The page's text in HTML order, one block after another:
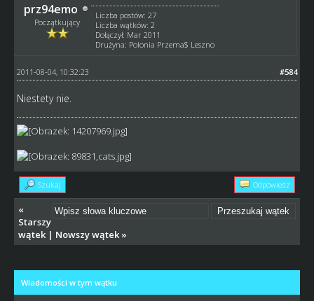
prz94emo
Początkujący
Liczba postów: 27
Liczba wątków: 2
Dołączył: Mar 2011
Drużyna: Polonia Przema$ Leszno
#584
2011-08-04, 10:32:23
Niestety nie.
Szukaj Odpowiedz
«
Starszy
wątek| Nowszy wątek»
Wiadomości w tym wątku